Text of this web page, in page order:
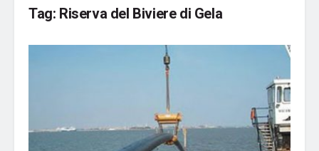
Tag: Riserva del Biviere di Gela